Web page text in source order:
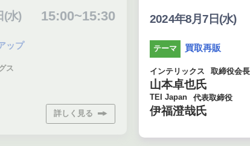
(水) 15:00~15:30
ップ
ス
詳しく見る
2024年8月7日(水)
テーマ 買取再販
インテリックス 取締役会長
山本卓也氏
TEI Japan 代表取締役
伊福澄哉氏